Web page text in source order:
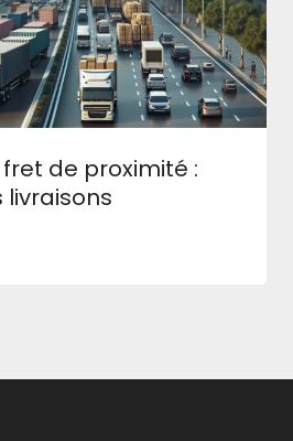
de proximité :
livraisons